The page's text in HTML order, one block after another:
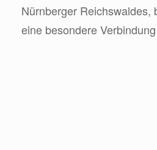
Nürnberger Reichswaldes,
eine besondere